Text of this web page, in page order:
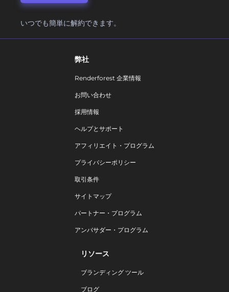
いつでも簡単に解約できます。
弊社
Renderforest 企業情報
お問い合わせ
採用情報
ヘルプとサポート
アフィリエイト・プログラム
プライバシーポリシー
取引条件
サイトマップ
パートナー・プログラム
アンバサダー・プログラム
リソース
ブランディング ツール
ブログ